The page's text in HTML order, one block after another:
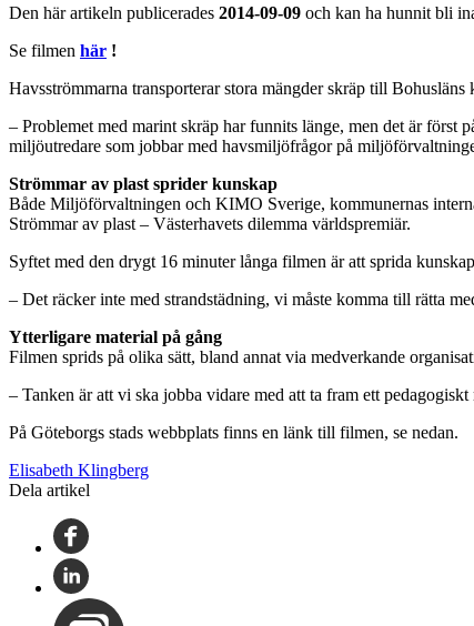
Den här artikeln publicerades 2014-09-09 och kan ha hunnit bli
Se filmen här !
Havsströmmarna transporterar stora mängder skräp till
– Problemet med marint skräp har funnits länge, men det är först
miljöutredare som jobbar med havsmiljöfrågor på
Strömmar av plast sprider kunskap
Både Miljöförvaltningen och KIMO Sverige, kommunernas
Strömmar av plast – Västerhavets dilemma världspremiär.
Syftet med den drygt 16 minuter långa filmen är att sprida
– Det räcker inte med strandstädning, vi måste komma till rätta
Ytterligare material på gång
Filmen sprids på olika sätt, bland annat via medverkande
– Tanken är att vi ska jobba vidare med att ta fram ett
På Göteborgs stads webbplats finns en länk till filmen, se nedan.
Elisabeth Klingberg
Dela artikel